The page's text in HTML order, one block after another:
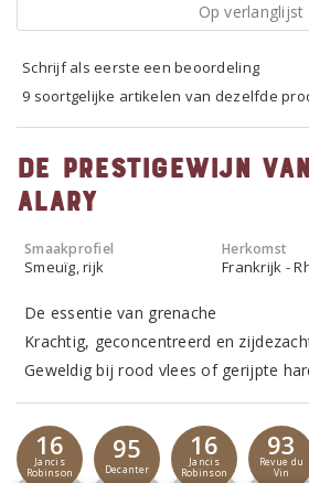
Op verlanglijst
Schrijf als eerste een beoordeling
9 soortgelijke artikelen van dezelfde
De prestigewijn
Alary
Smaakprofiel
Smeuïg, rijk
Herkomst
Frankrijk -
De essentie van grenache
Krachtig, geconcentreerd en
Geweldig bij rood vlees of gerijpte
16
Jancis
Robinson
95
Decanter
16
Jancis
Robinson
93
Revue du
Vin